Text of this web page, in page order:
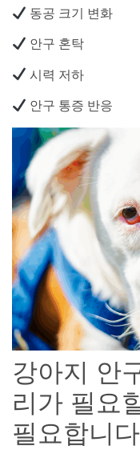
동공 크기 변화
안구 혼탁
시력 저하
안구 통증 반응
강아지 안
리가 필요
필요합니